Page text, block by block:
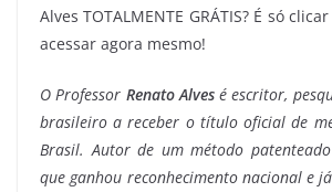
Alves TOTALMENTE GRÁTIS? É só
acessar agora mesmo!
O Professor Renato Alvesé escritor,
brasileiro a receber o título oficial de
Brasil. Autor de um método
que ganhou reconhecimento nacional e